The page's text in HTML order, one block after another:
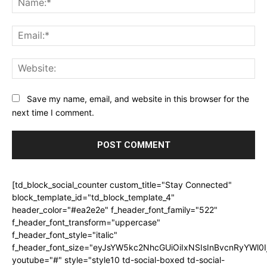
Save my name, email, and website in this browser for the
next time I comment.
[td_block_social_counter custom_title="Stay Connected"
block_template_id="td_block_template_4"
header_color="#ea2e2e" f_header_font_family="522"
f_header_font_transform="uppercase"
f_header_font_style="italic"
youtube="#" style="style10 td-social-boxed td-social-